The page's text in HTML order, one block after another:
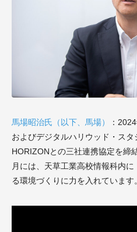
馬場昭治氏（以下、馬場）
：
およびデジタルハリウッド・ス
HORIZONとの三社連携協定を締
月には、天草工業高校情報科内
る環境づくりに力を入れています。